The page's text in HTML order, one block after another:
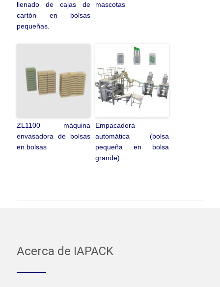
llenado de cajas de
cartón en bolsas
pequeñas.
mascotas
ZL1100 máquina
envasadora de bolsas
en bolsas
Empacadora
automática (bolsa
pequeña en bolsa
grande)
Acerca de IAPACK